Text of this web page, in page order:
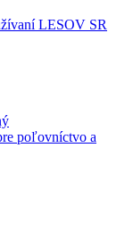
LESOV SR
poľovníctvo a